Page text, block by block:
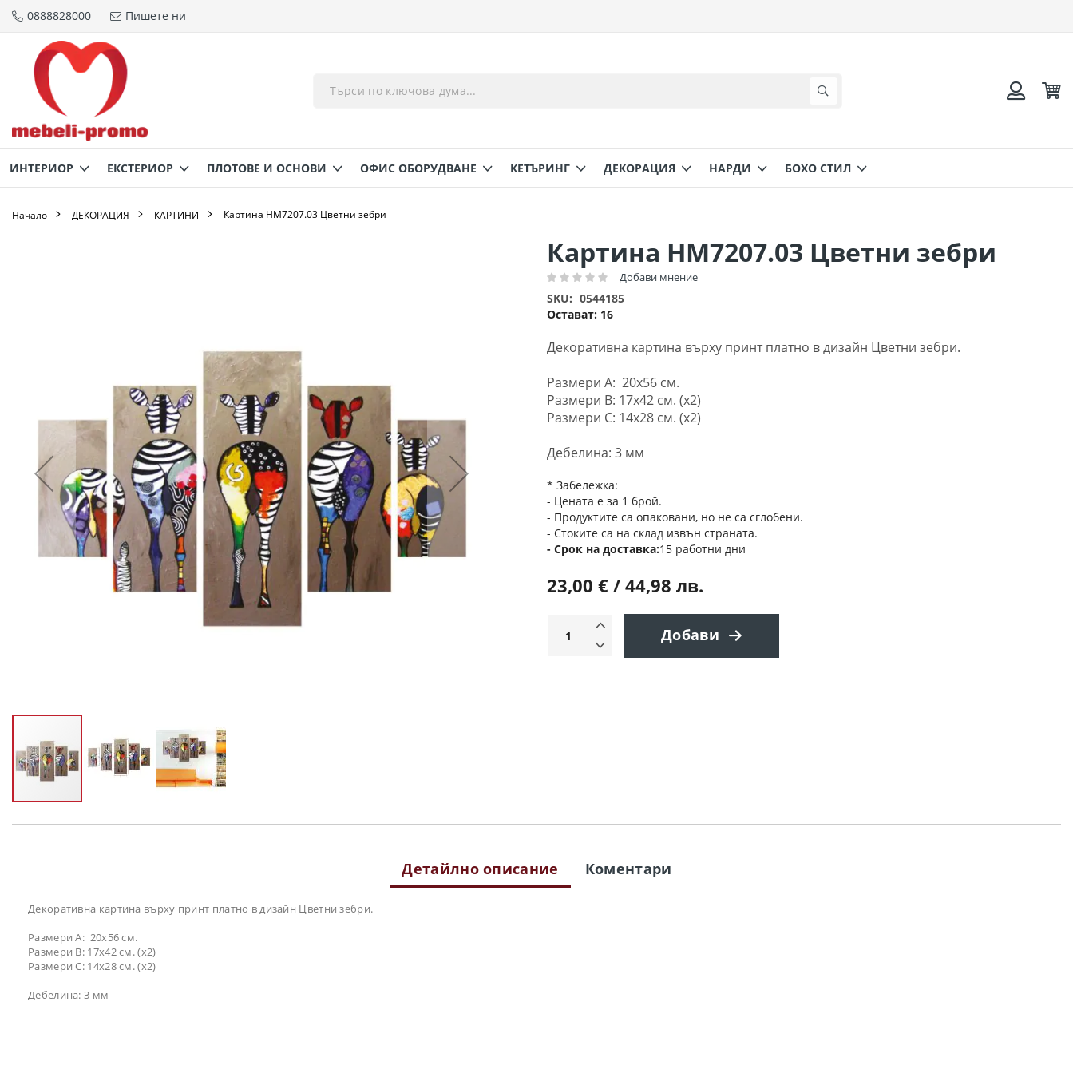
Прескачане
съдържанието
0888828000 Пишете ни
ИНТЕРИОР ЕКСТЕРИОР ПЛОТОВЕ И ОСНОВИ ОФИС ОБОРУДВАНЕ КЕТЪРИНГ ДЕКОРАЦИЯ НАРДИ БОХО СТИЛ
Начало ДЕКОРАЦИЯ КАРТИНИ Картина HM7207.03 Цветни зебри
Картина HM7207.03 Цветни зебри
Рейтинг: Добави мнение
Остават: 16
SKU 0544185
Декоративна картина върху принт платно в дизайн Цветни зебри.
Размери A: 20x56 см.
Размери B: 17x42 см. (x2)
Размери C: 14x28 см. (x2)
Дебелина: 3 мм
* Забележка:
- Цената е за 1 брой.
- Продуктите са опаковани, но не са сглобени.
- Стоките са на склад извън страната.
Срок на доставка 15 работни дни
23,00 € / 44,98 лв.
Добави
към
снимки
Детайлно описание
Декоративна картина върху принт платно в дизайн Цветни зебри.
Размери A: 20x56 см.
Размери B: 17x42 см. (x2)
Размери C: 14x28 см. (x2)
Дебелина: 3 мм
Коментари